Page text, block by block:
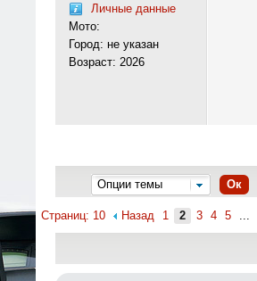
Личные данные
Мото:
Город: не указан
Возраст: 2026
Опции темы Ок
Страниц: 10 Назад 1 2 3 4 5 ...